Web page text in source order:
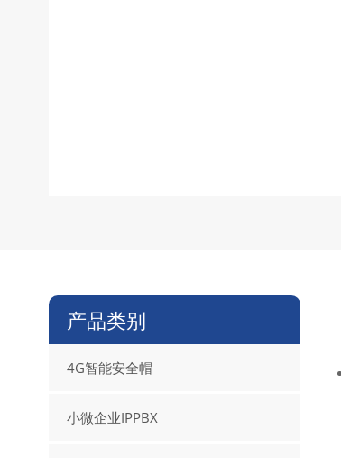
产品类别
4G智能安全帽
小微企业IPPBX